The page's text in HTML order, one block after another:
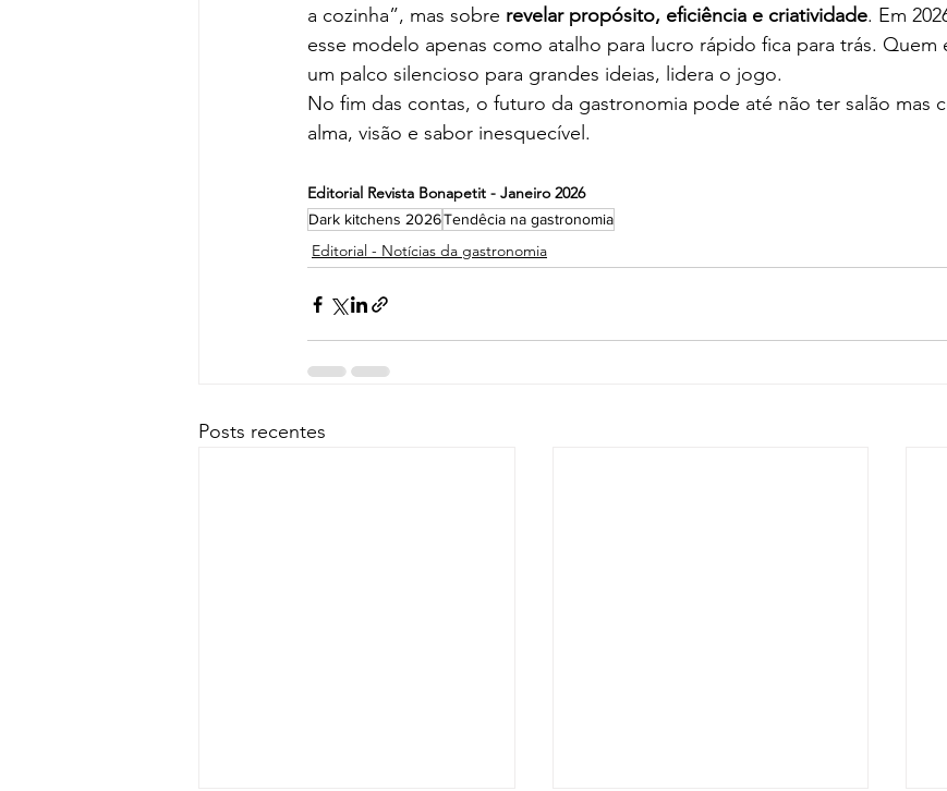
a cozinha”, mas sobre revelar propósito, eficiência e criatividade. Em
esse modelo apenas como atalho para lucro rápido fica para trás. Quem
um palco silencioso para grandes ideias, lidera o jogo.
No fim das contas, o futuro da gastronomia pode até não ter salão mas
alma, visão e sabor inesquecível.
Editorial Revista Bonapetit - Janeiro 2026
Dark kitchens 2026Tendêcia na gastronomia
Editorial - Notícias da gastronomia
Posts recentes